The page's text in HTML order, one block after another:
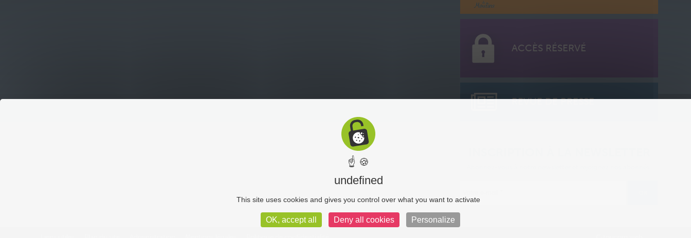
ACCÈS RÉSERVÉ
REVUE DE PRESSE
☝ 🍪
undefined
This site uses cookies and gives you control over what you want to activate
OK, accept all Deny all cookies Personalize